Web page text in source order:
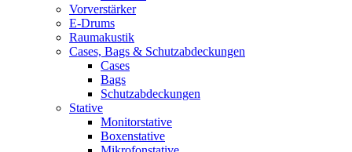
Vorverstärker
E-Drums
Raumakustik
Cases, Bags & Schutzabdeckungen
Cases
Bags
Schutzabdeckungen
Stative
Monitorstative
Boxenstative